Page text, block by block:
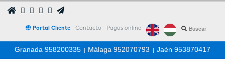
Portal Cliente Contacto Pagos online
Granada 958200335 | Málaga 952070793 | Jaén 953870417